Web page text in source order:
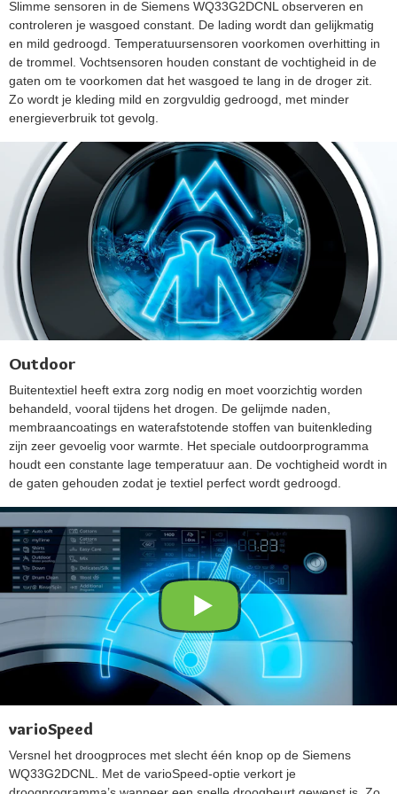
Slimme sensoren in de Siemens WQ33G2DCNL observeren en
controleren je wasgoed constant. De lading wordt dan gelijkmatig
en mild gedroogd. Temperatuursensoren voorkomen overhitting in
de trommel. Vochtsensoren houden constant de vochtigheid in de
gaten om te voorkomen dat het wasgoed te lang in de droger zit.
Zo wordt je kleding mild en zorgvuldig gedroogd, met minder
energieverbruik tot gevolg.
Outdoor
Buitentextiel heeft extra zorg nodig en moet voorzichtig worden
behandeld, vooral tijdens het drogen. De gelijmde naden,
membraancoatings en waterafstotende stoffen van buitenkleding
zijn zeer gevoelig voor warmte. Het speciale outdoorprogramma
houdt een constante lage temperatuur aan. De vochtigheid wordt in
de gaten gehouden zodat je textiel perfect wordt gedroogd.
varioSpeed
Versnel het droogproces met slecht één knop op de Siemens
WQ33G2DCNL. Met de varioSpeed-optie verkort je